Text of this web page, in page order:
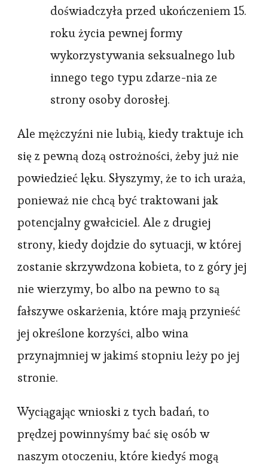
doświadczyła przed ukończeniem 15.
roku życia pewnej formy
wykorzystywania seksualnego lub
innego tego typu zdarze-nia ze
strony osoby dorosłej.
Ale mężczyźni nie lubią, kiedy traktuje ich
się z pewną dozą ostrożności, żeby już nie
powiedzieć lęku. Słyszymy, że to ich uraża,
ponieważ nie chcą być traktowani jak
potencjalny gwałciciel. Ale z drugiej
strony, kiedy dojdzie do sytuacji, w której
zostanie skrzywdzona kobieta, to z góry jej
nie wierzymy, bo albo na pewno to są
fałszywe oskarżenia, które mają przynieść
jej określone korzyści, albo wina
przynajmniej w jakimś stopniu leży po jej
stronie.
Wyciągając wnioski z tych badań, to
prędzej powinnyśmy bać się osób w
naszym otoczeniu, które kiedyś mogą